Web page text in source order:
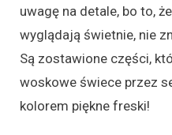
uwagę na detale, bo to,
wyglądają świetnie, nie
Są zostawione części,
woskowe świece przez
kolorem piękne freski!